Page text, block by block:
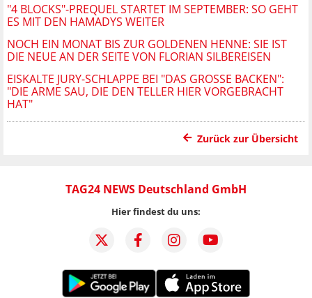
"4 BLOCKS"-PREQUEL STARTET IM SEPTEMBER: SO GEHT
ES MIT DEN HAMADYS WEITER
NOCH EIN MONAT BIS ZUR GOLDENEN HENNE: SIE IST
DIE NEUE AN DER SEITE VON FLORIAN SILBEREISEN
EISKALTE JURY-SCHLAPPE BEI "DAS GROSSE BACKEN": "
DIE ARME SAU, DIE DEN TELLER HIER VORGEBRACHT H
AT"
Zurück zur Übersicht
TAG24 NEWS Deutschland GmbH
Hier findest du uns: